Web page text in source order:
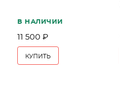
В НАЛИЧИИ
11 500 ₽
КУПИТЬ